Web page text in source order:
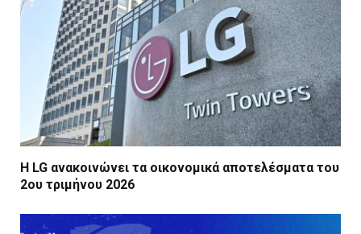
Η LG ανακοινώνει τα οικονομικά αποτελέσματα του
2ου τριμήνου 2026